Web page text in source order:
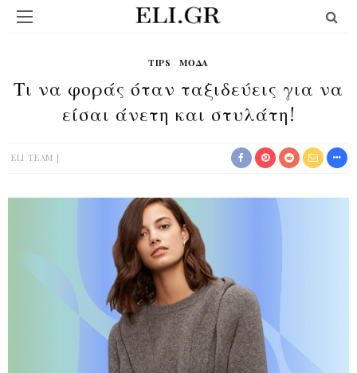
TIPS ΜΟΔΑ
Τι να φοράς όταν ταξιδεύεις για να
είσαι άνετη και στυλάτη!
ELI TEAM